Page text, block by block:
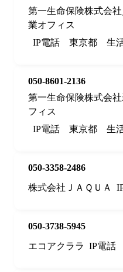
第一生命保険株式会
業オフィス
IP電話
東京都 生
050-8601-2136
第一生命保険株式会
フィス
IP電話
東京都 生
050-3358-2486
株式会社ＪＡＱＵＡ
050-3738-5945
エコアクララ IP電話